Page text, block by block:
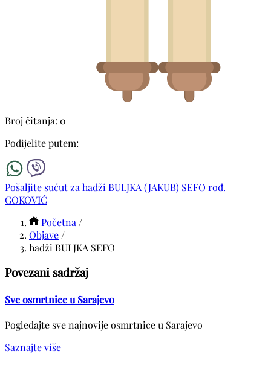
Broj čitanja: 0
Podijelite putem:
Pošaljite sućut za hadži BULJKA (JAKUB) SEFO rođ.
GOKOVIĆ
Početna /
Objave /
hadži BULJKA SEFO
Povezani sadržaj
Sve osmrtnice u Sarajevo
Pogledajte sve najnovije osmrtnice u Sarajevo
Saznajte više